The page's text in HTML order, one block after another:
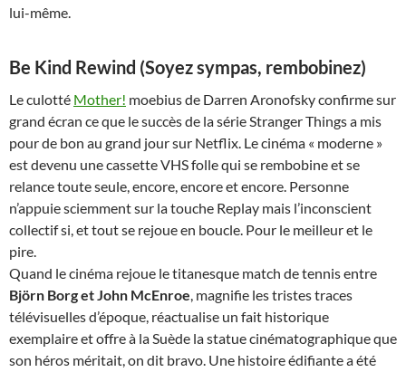
lui-même.
Be Kind Rewind (Soyez sympas, rembobinez)
Le culotté Mother! moebius de Darren Aronofsky confirme sur
grand écran ce que le succès de la série Stranger Things a mis
pour de bon au grand jour sur Netflix. Le cinéma « moderne »
est devenu une cassette VHS folle qui se rembobine et se
relance toute seule, encore, encore et encore. Personne
n’appuie sciemment sur la touche Replay mais l’inconscient
collectif si, et tout se rejoue en boucle. Pour le meilleur et le
pire.
Quand le cinéma rejoue le titanesque match de tennis entre
Björn Borg et John McEnroe, magnifie les tristes traces
télévisuelles d’époque, réactualise un fait historique
exemplaire et offre à la Suède la statue cinématographique que
son héros méritait, on dit bravo. Une histoire édifiante a été